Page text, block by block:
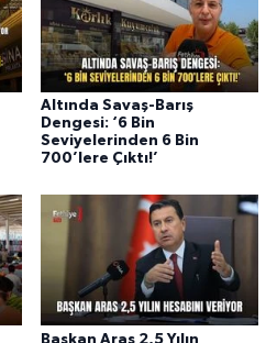
Altında Savaş-Barış
Dengesi: ‘6 Bin
Seviyelerinden 6 Bin
700’lere Çıktı!’
Başkan Aras 2,5 Yılın